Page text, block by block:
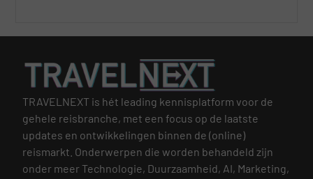
TRAVELNEXT is hét leading kennisplatform voor de
gehele reisbranche, met een focus op de laatste
updates en ontwikkelingen binnen de (online)
reismarkt. Onderwerpen die worden behandeld zijn
onder meer Technologie, Duurzaamheid, AI, Marketing,